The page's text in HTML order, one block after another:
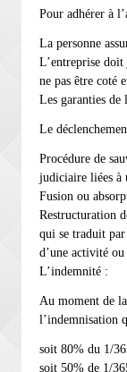
Pour adhérer à
La personne
L’entreprise
ne pas être coté
Les garanties de
Le
Procédure de
judiciaire liées à
Fusion ou
Restructuration
qui se traduit
d’une activité
L’indemnité :
Au moment de
l’indemnisation
soit 80% du 1/
soit 50% de 1/